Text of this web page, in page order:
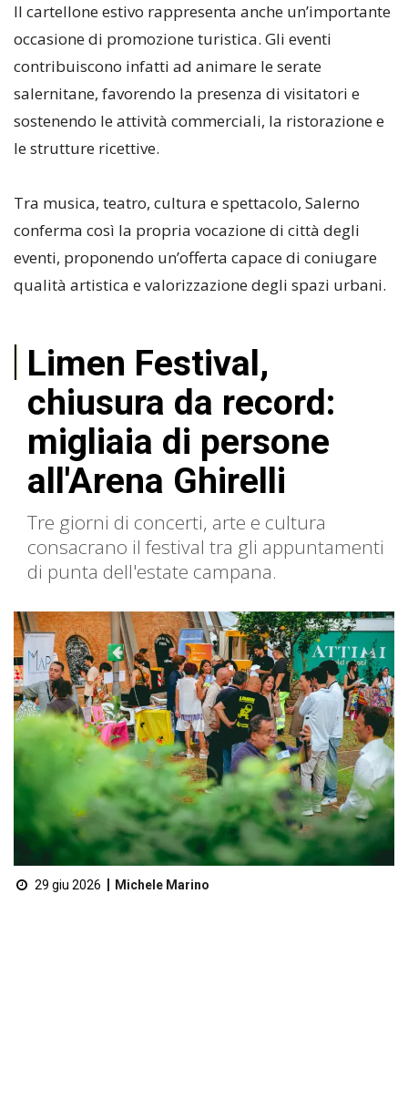
Il cartellone estivo rappresenta anche un’importante
occasione di promozione turistica. Gli eventi
contribuiscono infatti ad animare le serate
salernitane, favorendo la presenza di visitatori e
sostenendo le attività commerciali, la ristorazione e
le strutture ricettive.
Tra musica, teatro, cultura e spettacolo, Salerno
conferma così la propria vocazione di città degli
eventi, proponendo un’offerta capace di coniugare
qualità artistica e valorizzazione degli spazi urbani.
Limen Festival,
chiusura da record:
migliaia di persone
all'Arena Ghirelli
Tre giorni di concerti, arte e cultura
consacrano il festival tra gli appuntamenti
di punta dell'estate campana.
29 giu 2026 Michele Marino